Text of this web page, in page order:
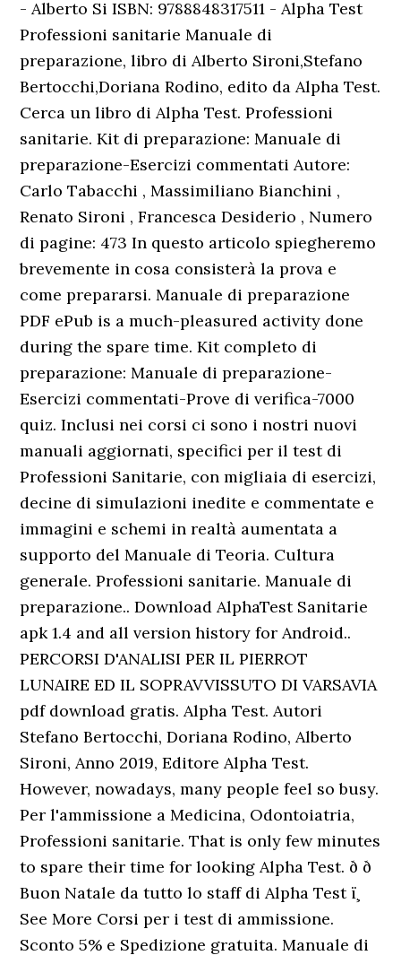
- Alberto Si ISBN: 9788848317511 - Alpha Test
Professioni sanitarie Manuale di
preparazione, libro di Alberto Sironi,Stefano
Bertocchi,Doriana Rodino, edito da Alpha Test.
Cerca un libro di Alpha Test. Professioni
sanitarie. Kit di preparazione: Manuale di
preparazione-Esercizi commentati Autore:
Carlo Tabacchi , Massimiliano Bianchini ,
Renato Sironi , Francesca Desiderio , Numero
di pagine: 473 In questo articolo spiegheremo
brevemente in cosa consisterà la prova e
come prepararsi. Manuale di preparazione
PDF ePub is a much-pleasured activity done
during the spare time. Kit completo di
preparazione: Manuale di preparazione-
Esercizi commentati-Prove di verifica-7000
quiz. Inclusi nei corsi ci sono i nostri nuovi
manuali aggiornati, specifici per il test di
Professioni Sanitarie, con migliaia di esercizi,
decine di simulazioni inedite e commentate e
immagini e schemi in realtà aumentata a
supporto del Manuale di Teoria. Cultura
generale. Professioni sanitarie. Manuale di
preparazione.. Download AlphaTest Sanitarie
apk 1.4 and all version history for Android..
PERCORSI D'ANALISI PER IL PIERROT
LUNAIRE ED IL SOPRAVVISSUTO DI VARSAVIA
pdf download gratis. Alpha Test. Autori
Stefano Bertocchi, Doriana Rodino, Alberto
Sironi, Anno 2019, Editore Alpha Test.
However, nowadays, many people feel so busy.
Per l'ammissione a Medicina, Odontoiatria,
Professioni sanitarie. That is only few minutes
to spare their time for looking Alpha Test. ð ð
Buon Natale da tutto lo staff di Alpha Test ï¸
See More Corsi per i test di ammissione.
Sconto 5% e Spedizione gratuita. Manuale di